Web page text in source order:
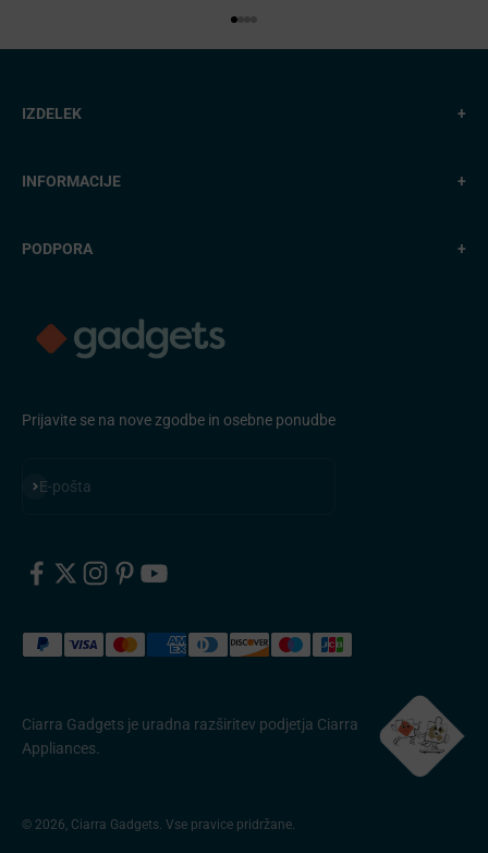
IZDELEK +
INFORMACIJE +
PODPORA +
Prijavite se na nove zgodbe in osebne ponudbe
E-pošta
Naročite se
Ciarra Gadgets je uradna razširitev podjetja Ciarra
Appliances.
© 2026, Ciarra Gadgets. Vse pravice pridržane.